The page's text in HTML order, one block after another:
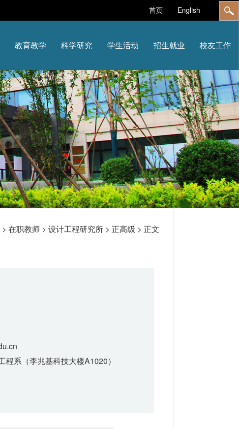
首页 English
教育教学 科学研究 学生活动 招生就业 校友工作
> 在职教师 > 设计工程研究所 > 正高级 > 正文
系（李兆基科技大楼A1020）